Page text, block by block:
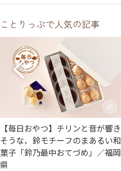
ことりっぷで人気の記事
【毎日おやつ】チリンと音が響き
そうな、鈴モチーフのまあるい和
菓子「鈴乃最中おてづめ」／福岡
県